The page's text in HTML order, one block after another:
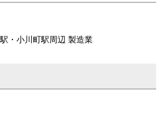
・小川町駅周辺 製造業